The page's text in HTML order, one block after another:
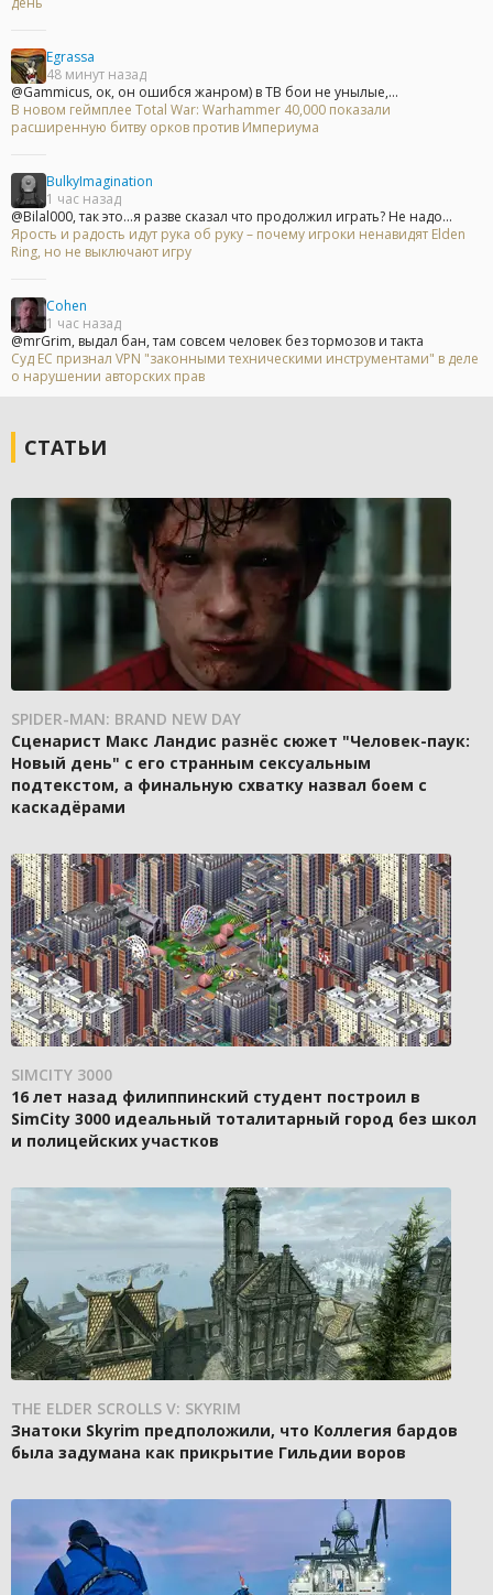
Egrassa
48 минут назад
@Gammicus, ок, он ошибся жанром) в ТВ бои не унылые,...
В новом геймплее Total War: Warhammer 40,000 показали
расширенную битву орков против Империума
BulkyImagination
1 час назад
@Bilal000, так это...я разве сказал что продолжил играть? Не надо...
Ярость и радость идут рука об руку – почему игроки ненавидят Elden
Ring, но не выключают игру
Cohen
1 час назад
@mrGrim, выдал бан, там совсем человек без тормозов и такта
Суд ЕС признал VPN "законными техническими инструментами" в деле
о нарушении авторских прав
СТАТЬИ
SPIDER-MAN: BRAND NEW DAY
Сценарист Макс Ландис разнёс сюжет "Человек-паук:
Новый день" с его странным сексуальным
подтекстом, а финальную схватку назвал боем с
каскадёрами
SIMCITY 3000
16 лет назад филиппинский студент построил в
SimCity 3000 идеальный тоталитарный город без школ
и полицейских участков
THE ELDER SCROLLS V: SKYRIM
Знатоки Skyrim предположили, что Коллегия бардов
была задумана как прикрытие Гильдии воров